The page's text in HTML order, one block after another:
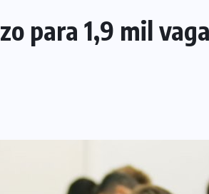
para 1,9 mil